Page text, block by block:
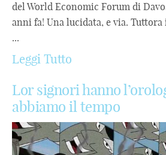
del World Economic Forum di
anni fa! Una lucidata, e via.
...
Leggi Tutto
Lor signori hanno
abbiamo il tempo